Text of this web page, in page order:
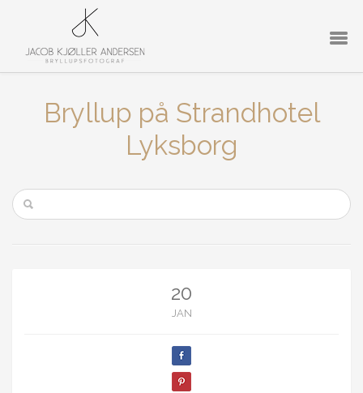
Bryllup på Strandhotel
Lyksborg
20
JAN